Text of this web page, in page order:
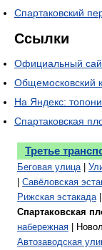
Спартаковский
Ссылки
Официальный
Общемосковский
На Яндекс:
Спартаковская
Третье
Беговая улица |
| Савёловская
Рижская эстакада |
Спартаковская
набережная |
Автозаводская